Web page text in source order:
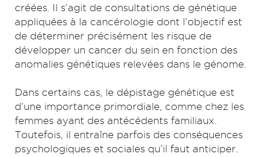
créées. Il s’agit de consultations de génétique
appliquées à la cancérologie dont l’objectif est
de déterminer précisément les risque de
développer un cancer du sein en fonction des
anomalies génétiques relevées dans le génome.
Dans certains cas, le dépistage génétique est
d’une importance primordiale, comme chez les
femmes ayant des antécédents familiaux.
Toutefois, il entraîne parfois des conséquences
psychologiques et sociales qu’il faut anticiper.